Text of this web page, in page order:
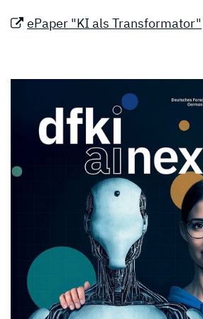
ePaper "KI als Transformator"